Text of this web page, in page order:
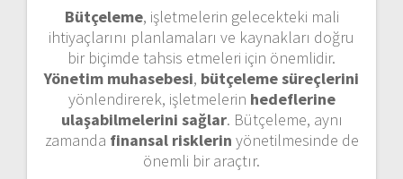
Bütçeleme, işletmelerin gelecekteki mali
ihtiyaçlarını planlamaları ve kaynakları doğru
bir biçimde tahsis etmeleri için önemlidir.
Yönetim muhasebesi, bütçeleme süreçlerini
yönlendirerek, işletmelerin hedeflerine
ulaşabilmelerini sağlar. Bütçeleme, aynı
zamanda finansal risklerin yönetilmesinde de
önemli bir araçtır.